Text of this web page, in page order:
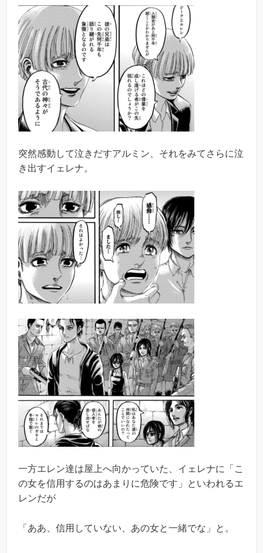
突然感動して泣きだすアルミン、それをみてさらに泣
き出すイェレナ。
一方エレン達は屋上へ向かっていた、イェレナに「こ
の女を信用するのはあまりに危険です」といわれるエ
レンだが
「ああ、信用していない、あの女と一緒でな」と。